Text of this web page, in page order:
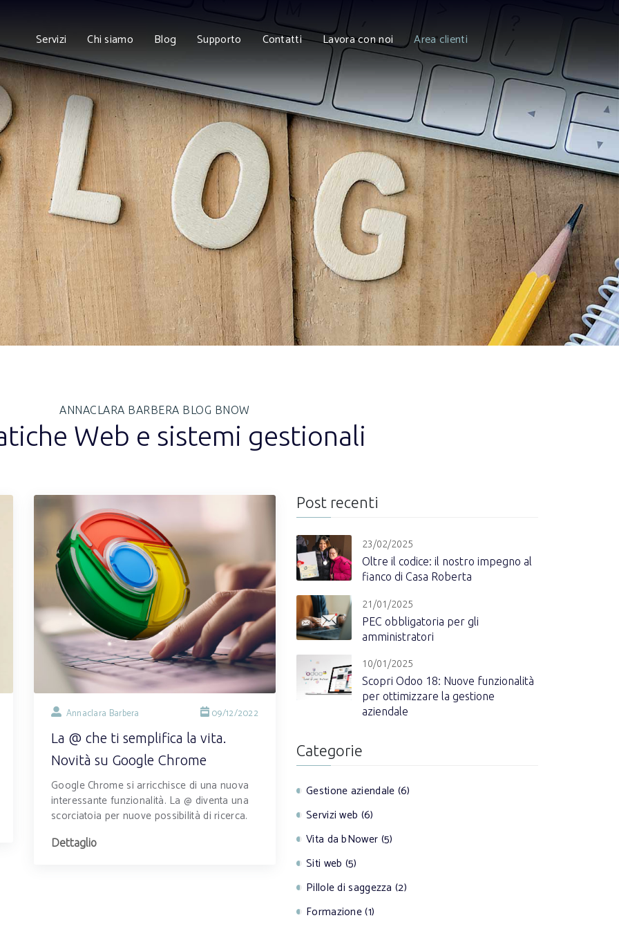
Servizi Chi siamo Blog Supporto Contatti Lavora con noi Area clienti
ANNACLARA BARBERA BLOG BNOW
Web e sistemi gestionali
Annaclara Barbera 09/12/2022
La @ che ti semplifica la vita.
Novità su Google Chrome
Google Chrome si arricchisce di una nuova
interessante funzionalità. La @ diventa una
scorciatoia per nuove possibilità di ricerca.
Dettaglio
Post recenti
23/02/2025
Oltre il codice: il nostro impegno al
fianco di Casa Roberta
21/01/2025
PEC obbligatoria per gli
amministratori
10/01/2025
Scopri Odoo 18: Nuove funzionalità
per ottimizzare la gestione
aziendale
Categorie
Gestione aziendale (6)
Servizi web (6)
Vita da bNower (5)
Siti web (5)
Pillole di saggezza (2)
Formazione (1)